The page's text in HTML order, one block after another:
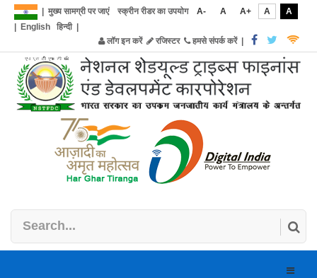
मुख्य सामग्री पर जाएं स्क्रीन रीडर का उपयोग A- A A+ A
A
English हिन्दी|
लॉग इन करें
रजिस्टर हमसे संपर्क करें|
Toggle